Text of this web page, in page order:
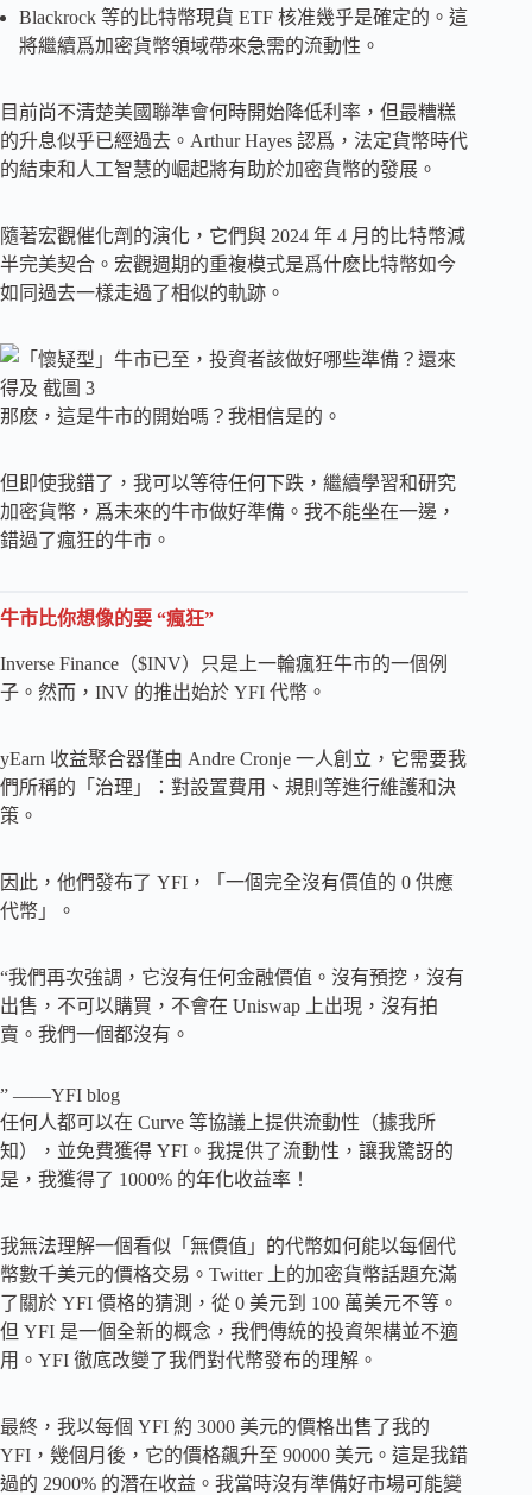
Blackrock 等的比特幣現貨 ETF 核准幾乎是確定的。這
將繼續爲加密貨幣領域帶來急需的流動性。
目前尚不清楚美國聯準會何時開始降低利率，但最糟糕
的升息似乎已經過去。Arthur Hayes 認爲，法定貨幣時代
的結束和人工智慧的崛起將有助於加密貨幣的發展。
隨著宏觀催化劑的演化，它們與 2024 年 4 月的比特幣減
半完美契合。宏觀週期的重複模式是爲什麽比特幣如今
如同過去一樣走過了相似的軌跡。
那麽，這是牛市的開始嗎？我相信是的。
但即使我錯了，我可以等待任何下跌，繼續學習和研究
加密貨幣，爲未來的牛市做好準備。我不能坐在一邊，
錯過了瘋狂的牛市。
牛市比你想像的要 “瘋狂”
Inverse Finance（$INV）只是上一輪瘋狂牛市的一個例
子。然而，INV 的推出始於 YFI 代幣。
yEarn 收益聚合器僅由 Andre Cronje 一人創立，它需要我
們所稱的「治理」：對設置費用、規則等進行維護和決
策。
因此，他們發布了 YFI，「一個完全沒有價值的 0 供應
代幣」。
“我們再次強調，它沒有任何金融價值。沒有預挖，沒有
出售，不可以購買，不會在 Uniswap 上出現，沒有拍
賣。我們一個都沒有。
” ——YFI blog
任何人都可以在 Curve 等協議上提供流動性（據我所
知），並免費獲得 YFI。我提供了流動性，讓我驚訝的
是，我獲得了 1000% 的年化收益率！
我無法理解一個看似「無價值」的代幣如何能以每個代
幣數千美元的價格交易。Twitter 上的加密貨幣話題充滿
了關於 YFI 價格的猜測，從 0 美元到 100 萬美元不等。
但 YFI 是一個全新的概念，我們傳統的投資架構並不適
用。YFI 徹底改變了我們對代幣發布的理解。
最終，我以每個 YFI 約 3000 美元的價格出售了我的
YFI，幾個月後，它的價格飆升至 90000 美元。這是我錯
過的 2900% 的潛在收益。我當時沒有準備好市場可能變